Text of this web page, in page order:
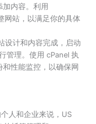
加内容。利用
网站，以满足你的具体
设计和内容完成，启动
管理。使用 cPanel 执
性能监控，以确保网
人和企业来说，US